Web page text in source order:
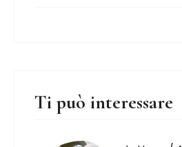
Ti può interessare